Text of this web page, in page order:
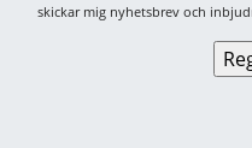
skickar mig nyhetsbrev och